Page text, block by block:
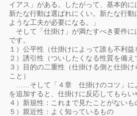
イアス」がある。したがって、基本的に
新たな行動は選ばれにくい。新たな行
ような工夫が必要になる。」
そして「仕掛け」が満たすべき要件に
です。
１）公平性（仕掛けによって誰も不利益
２）誘引性（ついしたくなる性質を備え
３）目的の二重性（仕掛ける側と仕掛
こと）
……そして「４章 仕掛けのコツ」に
を追加すると、仕掛けに反応してもらい
４）新規性：これまで見たことがないも
５）親近性：よく知っているもの